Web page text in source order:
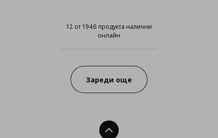
12 от 1946 продукта налични
онлайн
12 от 1946 продукта налични
Зареди още
Нагоре